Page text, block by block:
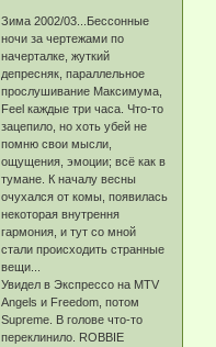
Зима 2002/03...Бессонные
ночи за чертежами по
начерталке, жуткий
депресняк, параллельное
прослушивание Максимума,
Feel каждые три часа. Что-то
зацепило, но хоть убей не
помню свои мысли,
ощущения, эмоции; всё как в
тумане. К началу весны
очухался от комы, появилась
некоторая внутрення
гармония, и тут со мной
стали происходить странные
вещи...
Увидел в Экспрессо на MTV
Angels и Freedom, потом
Supreme. В голове что-то
переклинило. ROBBIE